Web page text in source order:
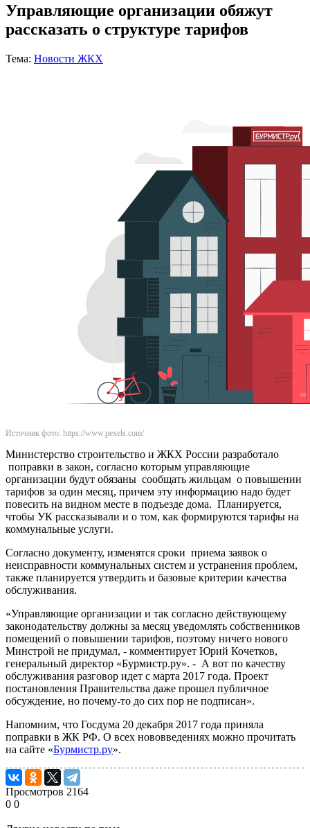
Управляющие организации обяжут
рассказать о структуре тарифов
Тема: Новости ЖКХ
Источник фото: https://www.pexels.com/
Министерство строительство и ЖКХ России разработало
поправки в закон, согласно которым управляющие
организации будут обязаны сообщать жильцам о повышении
тарифов за один месяц, причем эту информацию надо будет
повесить на видном месте в подъезде дома. Планируется,
чтобы УК рассказывали и о том, как формируются тарифы на
коммунальные услуги.
Согласно документу, изменятся сроки приема заявок о
неисправности коммунальных систем и устранения проблем,
также планируется утвердить и базовые критерии качества
обслуживания.
«Управляющие организации и так согласно действующему
законодательству должны за месяц уведомлять собственников
помещений о повышении тарифов, поэтому ничего нового
Минстрой не придумал, - комментирует Юрий Кочетков,
генеральный директор «Бурмистр.ру». - А вот по качеству
обслуживания разговор идет с марта 2017 года. Проект
постановления Правительства даже прошел публичное
обсуждение, но почему-то до сих пор не подписан».
Напомним, что Госдума 20 декабря 2017 года приняла
поправки в ЖК РФ. О всех нововведениях можно прочитать
на сайте «Бурмистр.ру».
Просмотров 2164
0 0